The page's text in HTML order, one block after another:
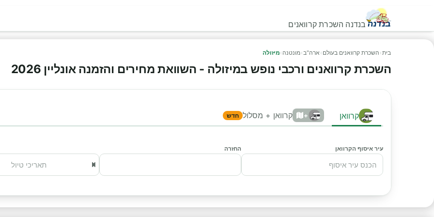
בנדנה השכרת קרוואנים
בית› השכרת קרוואנים בעולם › ארה"ב›מונטנה ›מיזולה
השכרת קרוואנים ורכבי נופש במיזולה - השוואת מחירים והזמנה אונליין 2026
קרוואן + קרוואן + מסלול חדש
עיר איסוף הקרוואן החזרה